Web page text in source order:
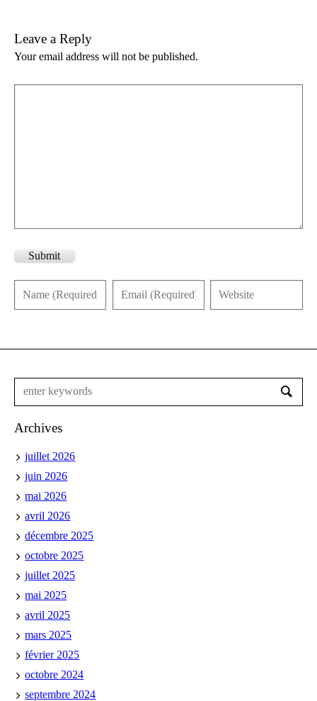
Leave a Reply
Your email address will not be published.
Submit
Archives
juillet 2026
juin 2026
mai 2026
avril 2026
décembre 2025
octobre 2025
juillet 2025
mai 2025
avril 2025
mars 2025
février 2025
octobre 2024
septembre 2024